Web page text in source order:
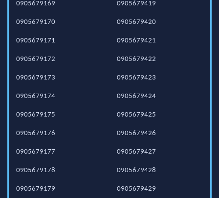
0905679169
0905679170
0905679171
0905679172
0905679173
0905679174
0905679175
0905679176
0905679177
0905679178
0905679179
0905679419
0905679420
0905679421
0905679422
0905679423
0905679424
0905679425
0905679426
0905679427
0905679428
0905679429